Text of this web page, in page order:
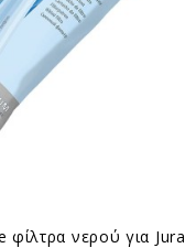
φίλτρα νερού για Jura